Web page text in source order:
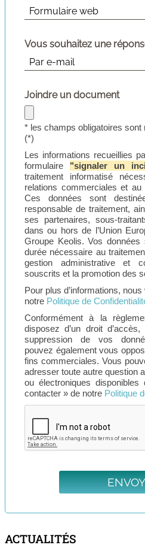
Vous souhaitez une
Joindre un document
* les champs obligatoires
(*)
Les informations recueillies
formulaire "signaler un
traitement informatisé
relations commerciales et
Ces données sont
responsable de traitement,
ses partenaires, sous-
dans ou hors de l’Union
Groupe Keolis. Vos
durée nécessaire au
gestion administrative et
souscrits et la promotion des
Pour plus d’informations,
notre Politique de
Conformément à la
disposez d’un droit
suppression de vos
pouvez également vous
fins commerciales. Vous
adresser toute autre question
ou électroniques
contacter » de notre Politique
ACTUALITÉS